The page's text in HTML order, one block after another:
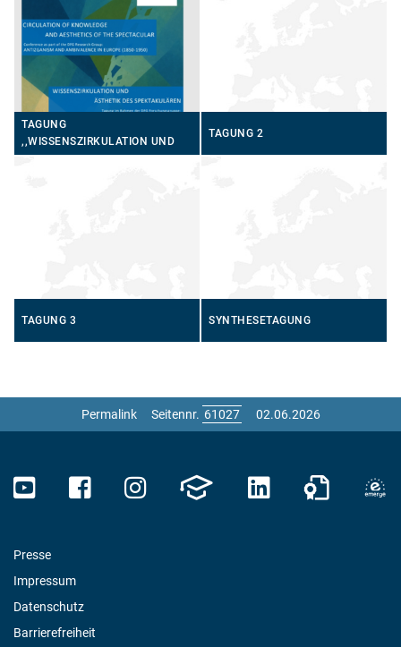
TAGUNG
,,WISSENSZIRKULATION UND
ÄSTHETIK DES
TAGUNG 2
TAGUNG 3 SYNTHESETAGUNG
Permalink Seitennr. 02.06.2026
Presse
Impressum
Datenschutz
Barrierefreiheit